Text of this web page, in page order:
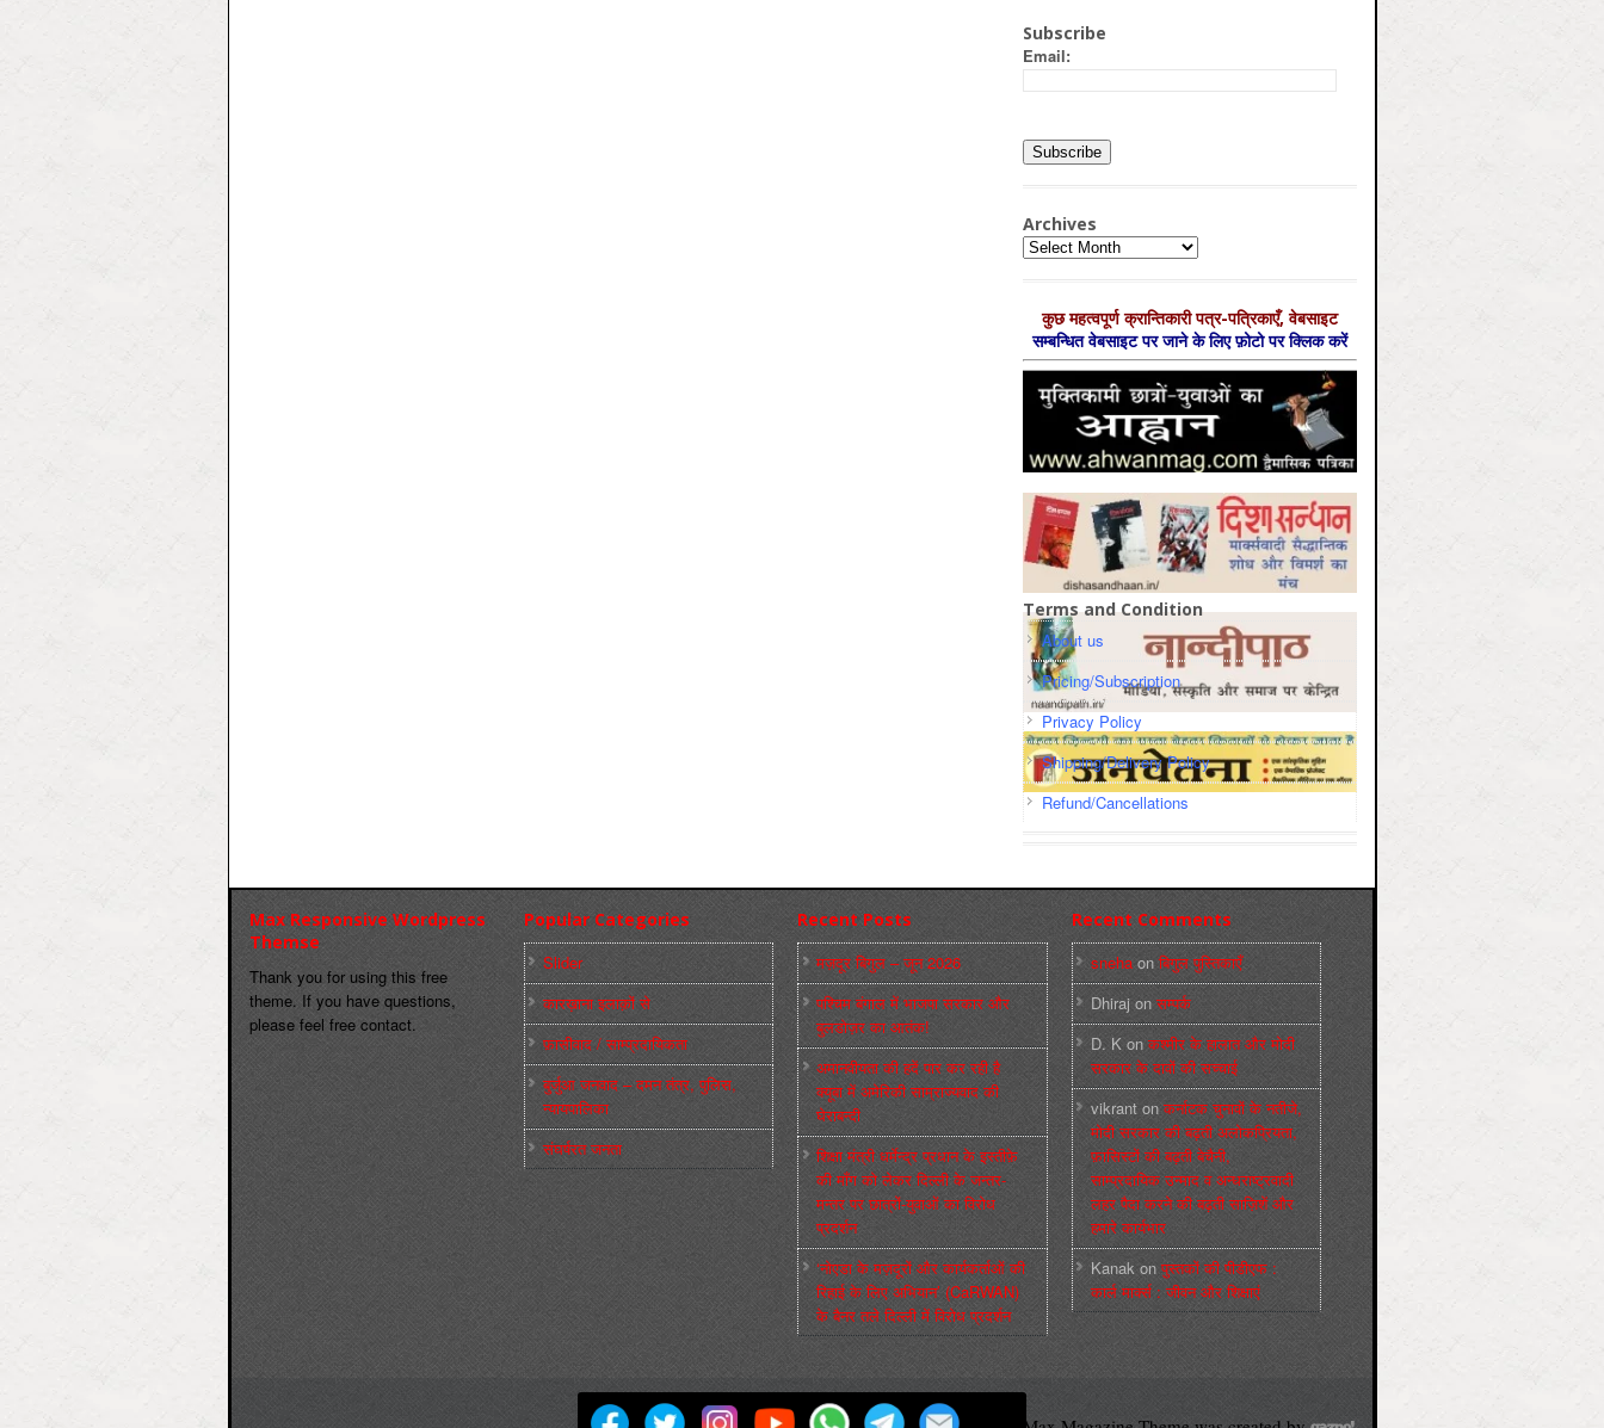
Subscribe
Email:
Archives
Archives
कुछ महत्‍वपूर्ण क्रान्तिकारी पत्र-पत्रिकाएँ, वेबसाइट
सम्‍बन्धित वेबसाइट पर जाने के लिए फ़ोटो पर क्लिक करें
Terms and Condition
About us
Pricing/Subscription
Privacy Policy
Shipping/Delivery Policy
Refund/Cancellations
Max Responsive Wordpress
Themse
Thank you for using this free
theme. If you have questions,
please feel free contact.
Popular Categories
Slider
कारख़ाना इलाक़ों से
फ़ासीवाद / साम्‍प्रदायिकता
बुर्जुआ जनवाद – दमन तंत्र, पुलिस,
न्‍यायपालिका
संघर्षरत जनता
Recent Posts
मज़दूर बिगुल – जून 2026
पश्चिम बंगाल में भाजपा सरकार और
बुलडोज़र का आतंक!
अमानवीयता की हदें पार कर रही है
क्यूबा में अमेरिकी साम्राज्यवाद की
घेराबन्दी
शिक्षा मंत्री धर्मेन्द्र प्रधान के इस्तीफ़े
की माँग को लेकर दिल्ली के जन्तर-
मन्तर पर छात्रों-युवाओं का विरोध
प्रदर्शन
‘नोएडा के मज़दूरों और कार्यकर्ताओं की
रिहाई के लिए अभियान’ (CaRWAN)
के बैनर तले दिल्ली में विरोध प्रदर्शन
Recent Comments
snehaonबिगुल पुस्तिकाएँ
Dhirajon सम्पर्क
D. Konकश्मीर के हालात और मोदी
सरकार के दावों की सच्चाई
vikrantonकर्नाटक चुनावों के नतीजे,
मोदी सरकार की बढ़ती अलोकप्रियता,
फ़ासिस्टों की बढ़ती बेचैनी,
साम्प्रदायिक उन्माद व अन्धराष्ट्रवादी
लहर पैदा करने की बढ़ती साज़िशें और
हमारे कार्यभार
Kanakonपुस्‍तकों की पीडीएफ :
कार्ल मार्क्‍स : जीवन और शिक्षाएं
मज़दूर बिगुल Powered by
WordPress